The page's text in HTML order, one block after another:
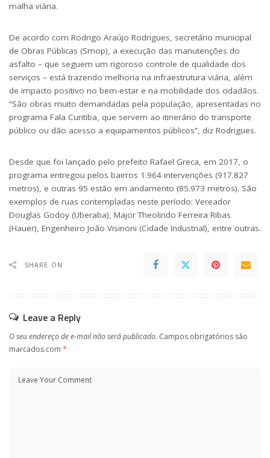
malha viária.
De acordo com Rodrigo Araújo Rodrigues, secretário municipal
de Obras Públicas (Smop), a execução das manutenções do
asfalto – que seguem um rigoroso controle de qualidade dos
serviços – está trazendo melhoria na infraestrutura viária, além
de impacto positivo no bem-estar e na mobilidade dos cidadãos.
“São obras muito demandadas pela população, apresentadas no
programa Fala Curitiba, que servem ao itinerário do transporte
público ou dão acesso a equipamentos públicos”, diz Rodrigues.
Desde que foi lançado pelo prefeito Rafael Greca, em 2017, o
programa entregou pelos bairros 1.964 intervenções (917.827
metros), e outras 95 estão em andamento (85.973 metros). São
exemplos de ruas contempladas neste período: Vereador
Douglas Godoy (Uberaba), Major Theolindo Ferreira Ribas
(Hauer), Engenheiro João Visinoni (Cidade Industrial), entre outras.
SHARE ON
Leave a Reply
O seu endereço de e-mail não será publicado. Campos obrigatórios são
marcados com *